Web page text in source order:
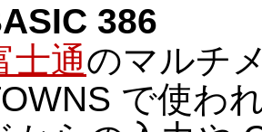
386
士通のマルチ
で使わ